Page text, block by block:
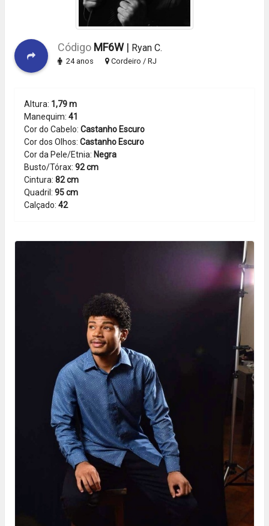
Código MF6W | Ryan C.
24 anos Cordeiro / RJ
Altura: 1,79 m
Manequim: 41
Cor do Cabelo: Castanho Escuro
Cor dos Olhos: Castanho Escuro
Cor da Pele/Etnia: Negra
Busto/Tórax: 92 cm
Cintura: 82 cm
Quadril: 95 cm
Calçado: 42